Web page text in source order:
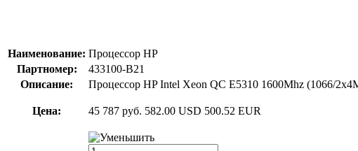
Наименование: Процессор HP
Партномер:
433100-B21
Описание:
Процессор HP Intel Xeon QC E5310 1600Mhz (1066/
Цена: 45 787 руб. 582.00 USD 500.52 EUR